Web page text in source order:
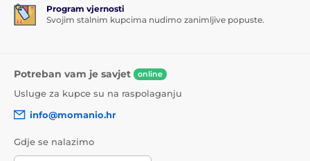
Program vjernosti
Svojim stalnim kupcima nudimo zanimljive popuste.
Potreban vam je savjet online
Usluge za kupce su na raspolaganju
info@momanio.hr
Gdje se nalazimo